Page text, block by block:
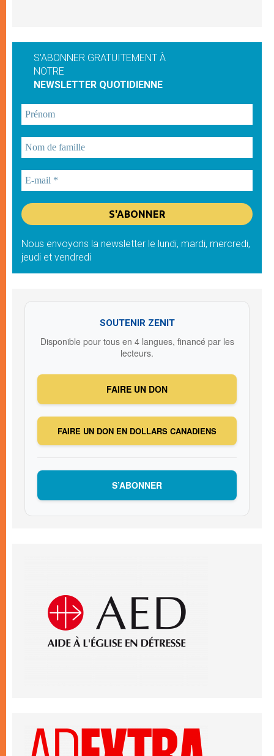
S'ABONNER GRATUITEMENT À
NOTRE
NEWSLETTER QUOTIDIENNE
Nous envoyons la newsletter le lundi, mardi, mercredi,
jeudi et vendredi
SOUTENIR ZENIT
Disponible pour tous en 4 langues, financé par les
lecteurs.
FAIRE UN DON
FAIRE UN DON EN DOLLARS CANADIENS
S’ABONNER